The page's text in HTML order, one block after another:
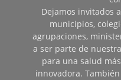
Dejamos invitados
municipios,
agrupaciones,
a ser parte de
para una salud
innovadora.